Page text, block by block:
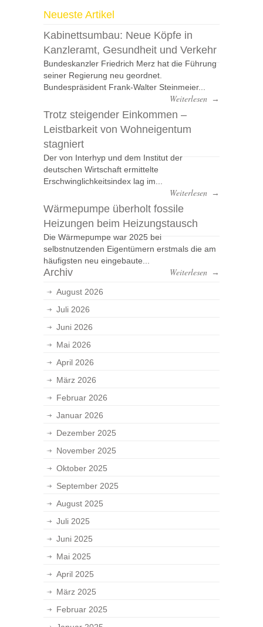
Neueste Artikel
Kabinettsumbau: Neue Köpfe in
Kanzleramt, Gesundheit und Verkehr
Bundeskanzler Friedrich Merz hat die Führung
seiner Regierung neu geordnet.
Bundespräsident Frank-Walter Steinmeier...
Weiterlesen →
Trotz steigender Einkommen –
Leistbarkeit von Wohneigentum
stagniert
Der von Interhyp und dem Institut der
deutschen Wirtschaft ermittelte
Erschwinglichkeitsindex lag im...
Weiterlesen →
Wärmepumpe überholt fossile
Heizungen beim Heizungstausch
Die Wärmepumpe war 2025 bei
selbstnutzenden Eigentümern erstmals die am
häufigsten neu eingebaute...
Weiterlesen →
Archiv
August 2026
Juli 2026
Juni 2026
Mai 2026
April 2026
März 2026
Februar 2026
Januar 2026
Dezember 2025
November 2025
Oktober 2025
September 2025
August 2025
Juli 2025
Juni 2025
Mai 2025
April 2025
März 2025
Februar 2025